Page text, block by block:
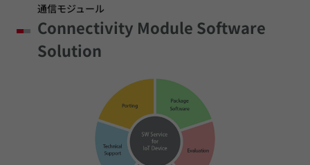
通信モジュール
Connectivity Module Software
Solution